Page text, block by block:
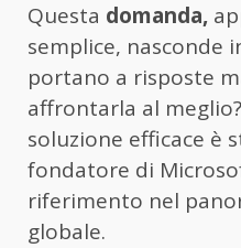
Questa domanda,
semplice, nasconde
portano a risposte
affrontarla al
soluzione efficace è
fondatore di
riferimento nel
globale.